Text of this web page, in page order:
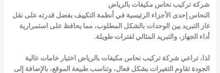
شركة تركيب نحاس مكيفات بالرياض
النحاس إحدى الأجزاء الرئيسية في أنظمة التكييف بفضل قدرته على نقل
غاز التبريد بين الوحدات بالشكل المطلوب، مما يحافظ على استمرارية
أداء الجهاز، والتبريد المثالي لفترات طويلة.
لذا، تراعي شركة تركيب نحاس مكيفات بالرياض اختيار خامات عالية
الجودة تقاوم التغيرات بشكل فعال، وتناسب طبيعة الموقع، بالإضافة إلى